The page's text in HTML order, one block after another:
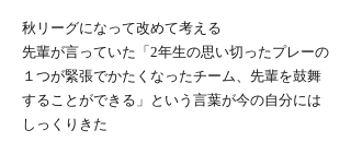
秋リーグになって改めて考える
先輩が言っていた「2年生の思い切ったプレーの
１つが緊張でかたくなったチーム、先輩を鼓舞
することができる」という言葉が今の自分には
しっくりきた